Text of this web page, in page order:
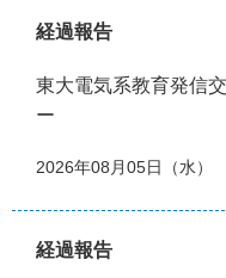
経過報告
東大電気系教育発信
ー
2026年08月05日（水）
経過報告